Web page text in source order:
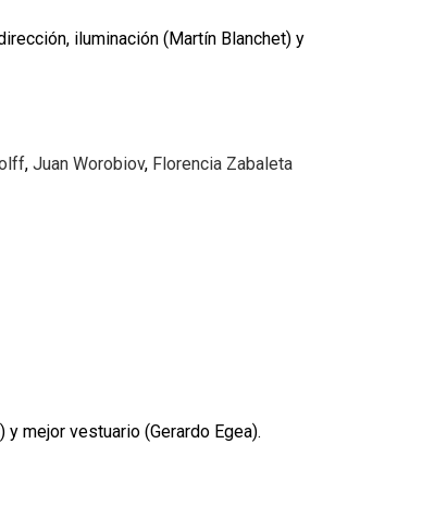
iluminación (Martín Blanchet) y
, Juan Worobiov, Florencia Zabaleta
mejor vestuario (Gerardo Egea).